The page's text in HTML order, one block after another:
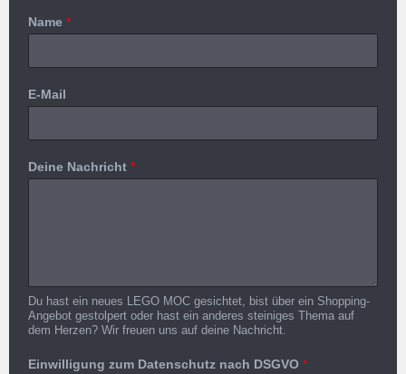
Name *
E-Mail
Deine Nachricht *
Du hast ein neues LEGO MOC gesichtet, bist über ein Shopping-
Angebot gestolpert oder hast ein anderes steiniges Thema auf
dem Herzen? Wir freuen uns auf deine Nachricht.
Einwilligung zum Datenschutz nach DSGVO *